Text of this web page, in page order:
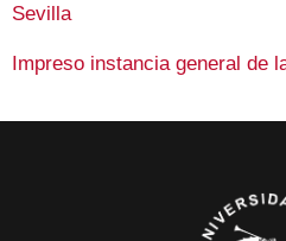
Sevilla
Impreso instancia general de